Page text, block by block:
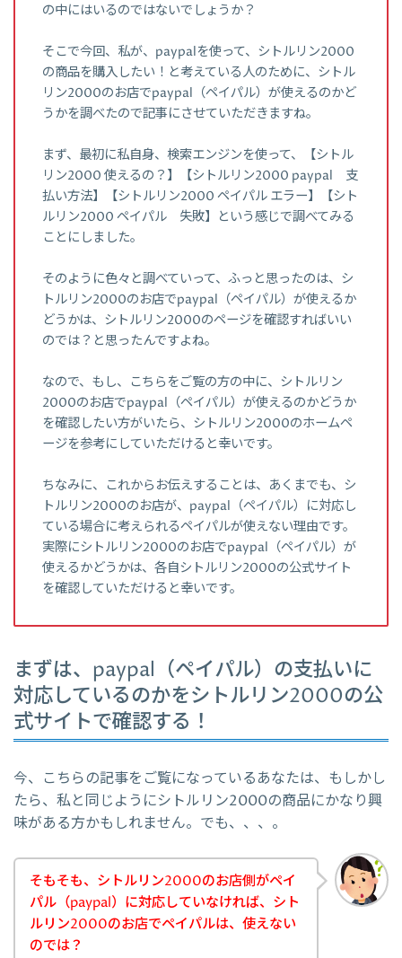
の中にはいるのではないでしょうか？
そこで今回、私が、paypalを使って、シトルリン2000
の商品を購入したい！と考えている人のために、シトル
リン2000のお店でpaypal（ペイパル）が使えるのかど
うかを調べたので記事にさせていただきますね。
まず、最初に私自身、検索エンジンを使って、【シトル
リン2000 使えるの？】【シトルリン2000 paypal 支
払い方法】【シトルリン2000 ペイパル エラー】【シト
ルリン2000 ペイパル 失敗】という感じで調べてみる
ことにしました。
そのように色々と調べていって、ふっと思ったのは、シ
トルリン2000のお店でpaypal（ペイパル）が使えるか
どうかは、シトルリン2000のページを確認すればいい
のでは？と思ったんですよね。
なので、もし、こちらをご覧の方の中に、シトルリン
2000のお店でpaypal（ペイパル）が使えるのかどうか
を確認したい方がいたら、シトルリン2000のホームペ
ージを参考にしていただけると幸いです。
ちなみに、これからお伝えすることは、あくまでも、シ
トルリン2000のお店が、paypal（ペイパル）に対応し
ている場合に考えられるペイパルが使えない理由です。
実際にシトルリン2000のお店でpaypal（ペイパル）が
使えるかどうかは、各自シトルリン2000の公式サイト
を確認していただけると幸いです。
まずは、paypal（ペイパル）の支払いに
対応しているのかをシトルリン2000の公
式サイトで確認する！
今、こちらの記事をご覧になっているあなたは、もしかし
たら、私と同じようにシトルリン2000の商品にかなり興
味がある方かもしれません。でも、、、。
そもそも、シトルリン2000のお店側がペイ
パル（paypal）に対応していなければ、シト
ルリン2000のお店でペイパルは、使えない
のでは？